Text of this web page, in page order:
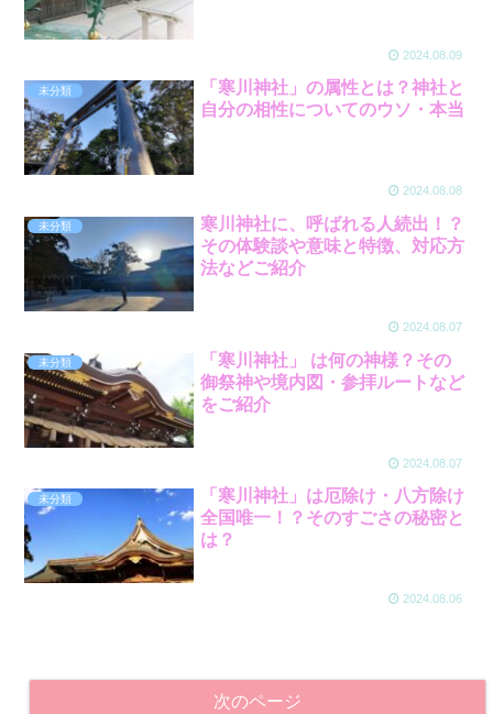
2024.08.09
未分類
「寒川神社」の属性とは？神社と
自分の相性についてのウソ・本当
2024.08.08
未分類
寒川神社に、呼ばれる人続出！？
その体験談や意味と特徴、対応方
法などご紹介
2024.08.07
未分類
「寒川神社」 は何の神様？その
御祭神や境内図・参拝ルートなど
をご紹介
2024.08.07
未分類
「寒川神社」は厄除け・八方除け
全国唯一！？そのすごさの秘密と
は？
2024.08.06
次のページ